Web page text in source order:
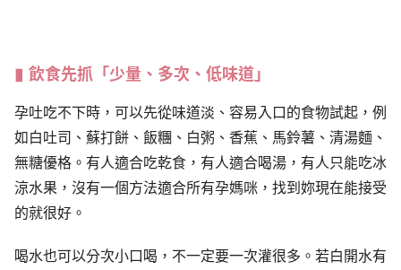
飲食先抓「少量、多次、低味道」
孕吐吃不下時，可以先從味道淡、容易入口的食物試起，例
如白吐司、蘇打餅、飯糰、白粥、香蕉、馬鈴薯、清湯麵、
無糖優格。有人適合吃乾食，有人適合喝湯，有人只能吃冰
涼水果，沒有一個方法適合所有孕媽咪，找到妳現在能接受
的就很好。
喝水也可以分次小口喝，不一定要一次灌很多。若白開水有